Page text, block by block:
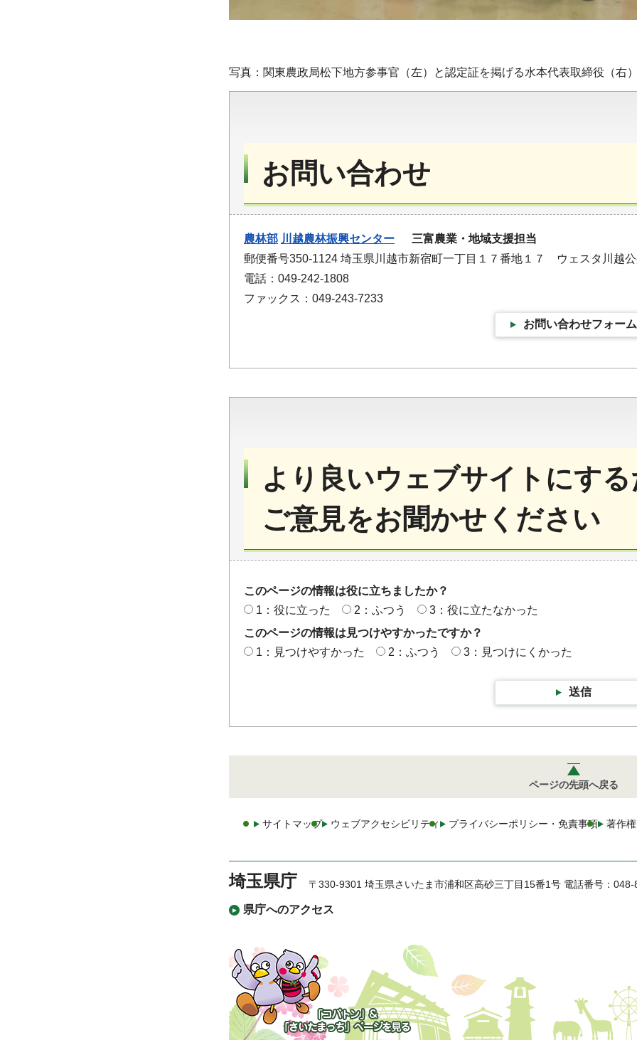
写真：関東農政局松下地方参事官（左）と認定証を掲げる水本代表取締役（右
お問い合わせ
農林部 川越農林振興センター 三富農業・地域支援担当
郵便番号350-1124 埼玉県川越市新宿町一丁目１７番地１７ ウェスタ川越
電話：049-242-1808
ファックス：049-243-7233
お問い合わせフォーム
より良いウェブサイトにす
ご意見をお聞かせください
このページの情報は役に立ちましたか？
1：役に立った
2：ふつう
3：役に立たなかった
このページの情報は見つけやすかったですか？
1：見つけやすかった
2：ふつう 3：見つけにくかった
送信
ページの先頭へ戻る
サイトマップ ウェブアクセシビリティ プライバシーポリシー・免責事項 著作
埼玉県庁
県庁へのアクセス
〒330-9301 埼玉県さいたま市浦和区高砂三丁目15番1号 電話番号：
「コバトン」&「さいた
まっち」